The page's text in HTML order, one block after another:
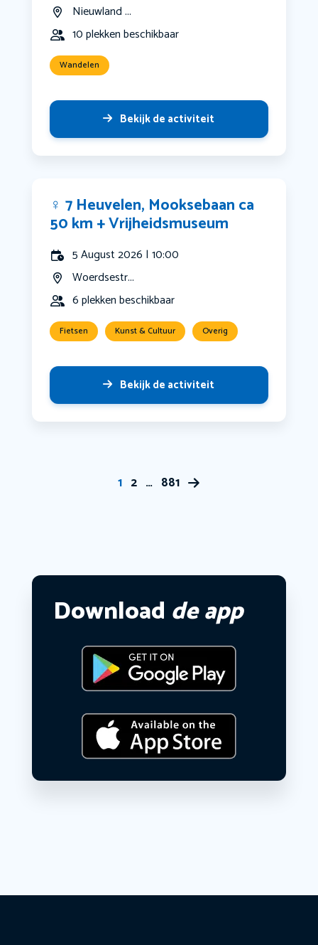
Nieuwland ...
10 plekken beschikbaar
Wandelen
Bekijk de activiteit
‍♀️ 7 Heuvelen, Mooksebaan ca
50 km + Vrijheidsmuseum
5 August 2026 | 10:00
Woerdsestr...
6 plekken beschikbaar
Fietsen Kunst & Cultuur Overig
Bekijk de activiteit
1 2 … 881
Download de app